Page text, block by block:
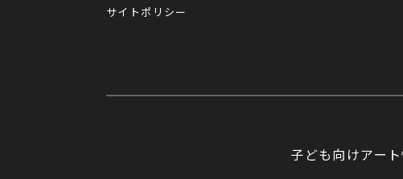
サイトポリシー
子ども向けアー